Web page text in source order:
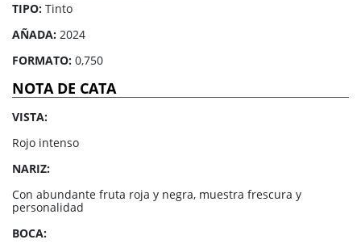
TIPO: Tinto
AÑADA: 2024
FORMATO: 0,750
NOTA DE CATA
VISTA:
Rojo intenso
NARIZ:
Con abundante fruta roja y negra, muestra frescura y
personalidad
BOCA: